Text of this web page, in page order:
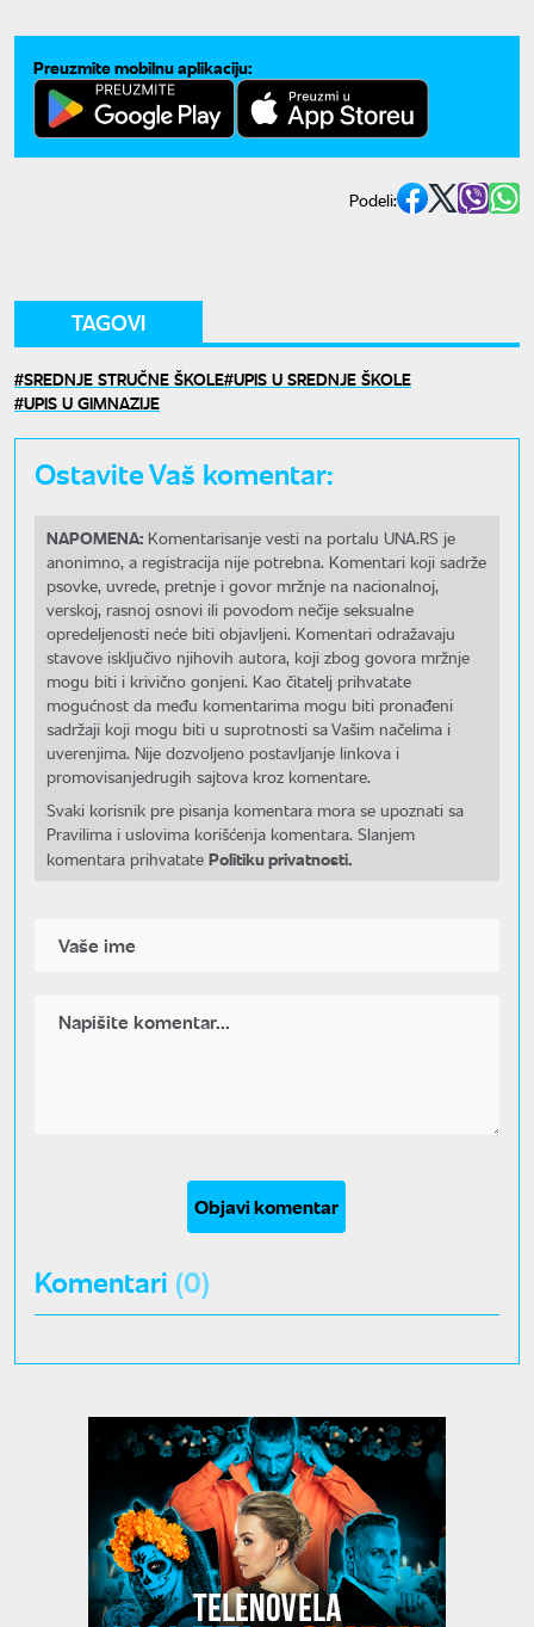
Preuzmite mobilnu aplikaciju:
Podeli:
TAGOVI
SREDNJE STRUČNE ŠKOLE UPIS U SREDNJE ŠKOLE
UPIS U GIMNAZIJE
Ostavite Vaš komentar:
NAPOMENA: Komentarisanje vesti na portalu UNA.RS je
anonimno, a registracija nije potrebna. Komentari koji sadrže
psovke, uvrede, pretnje i govor mržnje na nacionalnoj,
verskoj, rasnoj osnovi ili povodom nečije seksualne
opredeljenosti neće biti objavljeni. Komentari odražavaju
stavove isključivo njihovih autora, koji zbog govora mržnje
mogu biti i krivično gonjeni. Kao čitatelj prihvatate
mogućnost da među komentarima mogu biti pronađeni
sadržaji koji mogu biti u suprotnosti sa Vašim načelima i
uverenjima. Nije dozvoljeno postavljanje linkova i
promovisanjedrugih sajtova kroz komentare.
Svaki korisnik pre pisanja komentara mora se upoznati sa
Pravilima i uslovima korišćenja komentara. Slanjem
komentara prihvatate Politiku privatnosti.
Objavi komentar
Komentari (0)